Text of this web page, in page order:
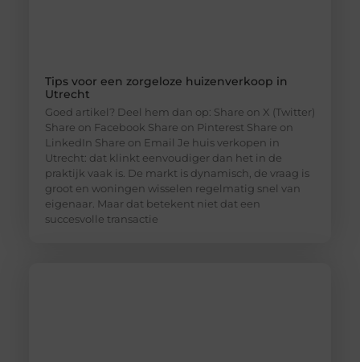
Tips voor een zorgeloze huizenverkoop in
Utrecht
Goed artikel? Deel hem dan op: Share on X (Twitter)
Share on Facebook Share on Pinterest Share on
LinkedIn Share on Email Je huis verkopen in
Utrecht: dat klinkt eenvoudiger dan het in de
praktijk vaak is. De markt is dynamisch, de vraag is
groot en woningen wisselen regelmatig snel van
eigenaar. Maar dat betekent niet dat een
succesvolle transactie